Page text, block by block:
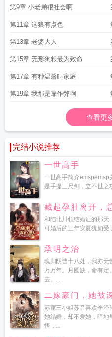
第9章 小老弟很社会啊
第11章 这狼有点色
第13章 老婆大人
第15章 无形狗粮最为致命
第17章 有种温馨叫家庭
第19章 我那是靠作弊啊
查看更
完结小说推荐
一世高手
一世高手简介emspemsp
是手提三尺剑，立不世之
藏起孕肚离开，
和陆北川领结婚证的那天
可婚后的三年安夏犹如受
承明之治
魂归阴曹十八处，我亦无
万万年。月圆缺，命有定
去。...
二嫁豪门，她被
苏家三小姐苏音喜欢季泽
她结婚，却不爱她，暗地
悟，...